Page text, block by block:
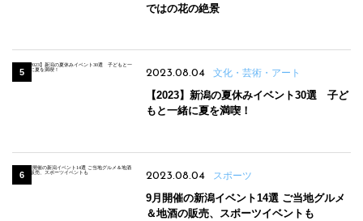
ではの花の絶景
2023.08.04 文化・芸術・アート
【2023】新潟の夏休みイベント30選 子ど
もと一緒に夏を満喫！
2023.08.04 スポーツ
9月開催の新潟イベント14選 ご当地グルメ
＆地酒の販売、スポーツイベントも